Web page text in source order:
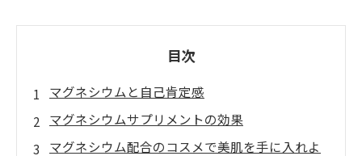
目次
マグネシウムと自己肯定感
マグネシウムサプリメントの効果
マグネシウム配合のコスメで美肌を手に入れよ